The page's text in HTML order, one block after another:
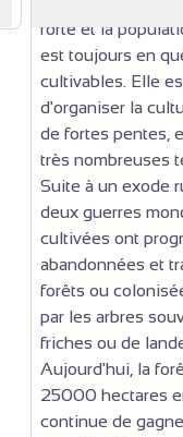
forte et la
est toujours en
cultivables. Elle
d'organiser la
de fortes pentes,
très nombreuses
Suite à un exode
deux guerres
cultivées ont
abandonnées et
forêts ou
par les arbres
friches ou de
Aujourd'hui, la
25000 hectares
continue de